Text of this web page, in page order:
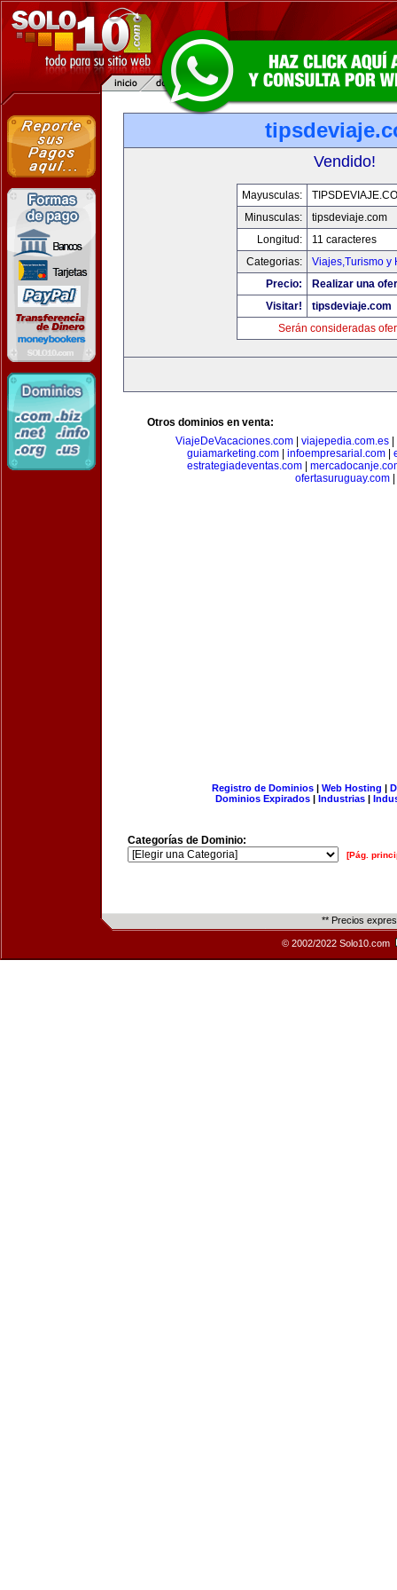
Vendido!
Mayusculas:
Minusculas:
tipsdeviaje.com
Longitud:
11 caracteres
Categorias:
Viajes,Turismo y
Precio:
Realizar una
Visitar!
tipsdeviaje.com
Serán consideradas
Otros dominios en venta:
ViajeDeVacaciones.com
viajepedia.com.es
guiamarketing.com| infoempresarial.com|
estrategiadeventas.com|
ofertasuruguay.com|
Registro de Dominios| Web Hosting |
Dominios Expirados | Industrias |
Categorías de Dominio:
[Pág.
** Precios
© 2002/2022 Solo10.com